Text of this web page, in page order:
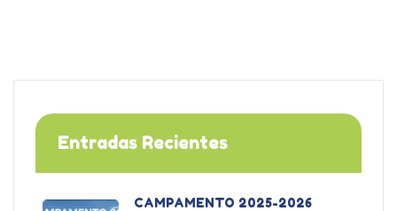
Entradas Recientes
CAMPAMENTO 2025-2026